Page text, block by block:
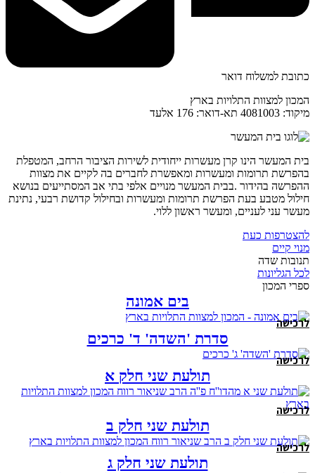
כתובת למשלוח דואר
המכון למצוות התלויות בארץ
מיקוד: 4081003 תא-דואר: 176 אלעד
בית המעשר הינו קרן מעשרות ייחודית לשירות הציבור הרחב, המטפלת
בהפרשת תרומות ומעשרות ומאפשרת לחברים בה לקיים את מצוות
ההפרשה בהידור .בבית המעשר מנויים אלפי בתי אב המסתייעים בנושא
חילול מטבע בעת הפרשת תרומות ומעשרות ובחילול קדושת רבעי, נתינת
מעשר עני לעניים, ומעשר ראשון ללוי.
להצטרפות כעת
מנוי קיים
תנובות שדה
לכל הגליונות
ספרי המכון
בים אמונה
לרכישה
סדרת 'השדה' ד' כרכים
לרכישה
תולעת שני חלק א
לרכישה
תולעת שני חלק ב
לרכישה
תולעת שני חלק ג